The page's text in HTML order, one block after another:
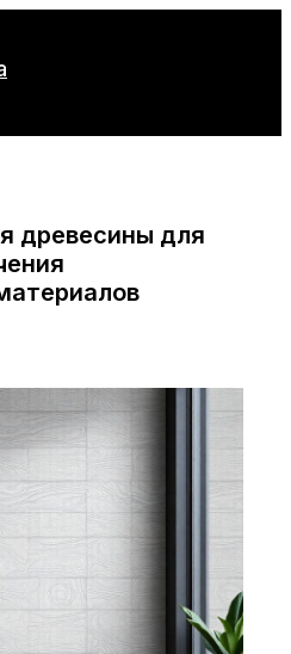
древесины для